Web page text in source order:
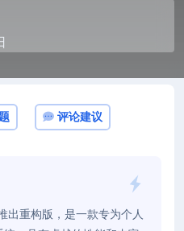
评论建议
出重构版，是一款专为个人